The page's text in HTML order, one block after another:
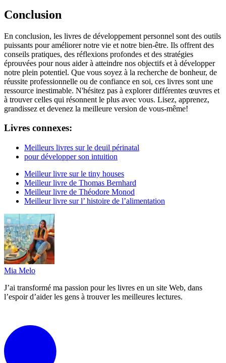
Conclusion
En conclusion, les livres de développement personnel sont des outils
puissants pour améliorer notre vie et notre bien-être. Ils offrent des
conseils pratiques, des réflexions profondes et des stratégies
éprouvées pour nous aider à atteindre nos objectifs et à développer
notre plein potentiel. Que vous soyez à la recherche de bonheur, de
réussite professionnelle ou de confiance en soi, ces livres sont une
ressource inestimable. N'hésitez pas à explorer différentes œuvres et
à trouver celles qui résonnent le plus avec vous. Lisez, apprenez,
grandissez et devenez la meilleure version de vous-même!
Livres connexes:
Meilleurs livres sur le deuil périnatal
pour développer son intuition
Meilleur livre sur le tiny houses
Meilleur livre de Thomas Bernhard
Meilleur livre de Théodore Monod
Meilleur livre sur l’ histoire de l’alimentation
Mia Melo
J’ai transformé ma passion pour les livres en un site Web, dans
l’espoir d’aider les gens à trouver les meilleures lectures.